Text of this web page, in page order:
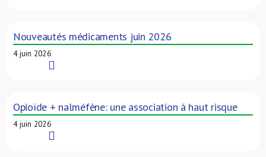
Nouveautés médicaments juin 2026
4 juin 2026
Opioïde + nalméfène: une association à haut risque
4 juin 2026